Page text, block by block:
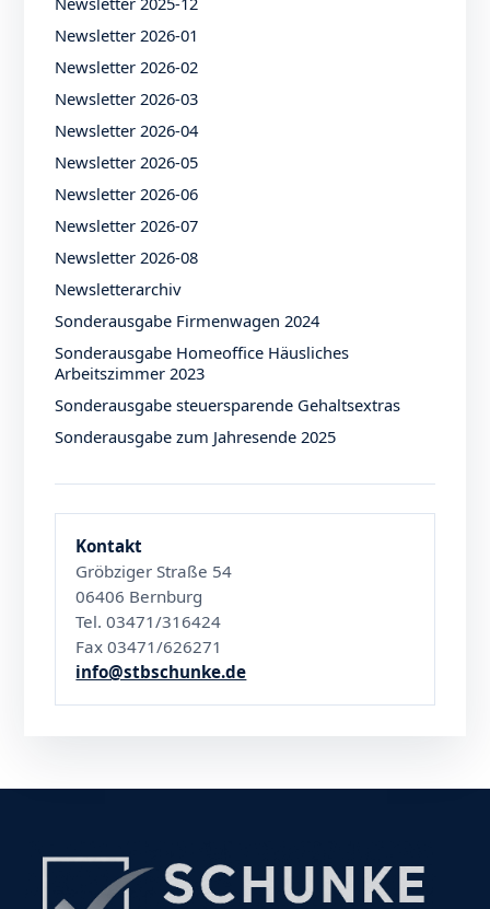
Newsletter 2026-01
Newsletter 2026-02
Newsletter 2026-03
Newsletter 2026-04
Newsletter 2026-05
Newsletter 2026-06
Newsletter 2026-07
Newsletter 2026-08
Newsletterarchiv
Sonderausgabe Firmenwagen 2024
Sonderausgabe Homeoffice Häusliches
Arbeitszimmer 2023
Sonderausgabe steuersparende Gehaltsextras
Sonderausgabe zum Jahresende 2025
Kontakt
Gröbziger Straße 54
06406 Bernburg
Tel. 03471/316424
Fax 03471/626271
info@stbschunke.de